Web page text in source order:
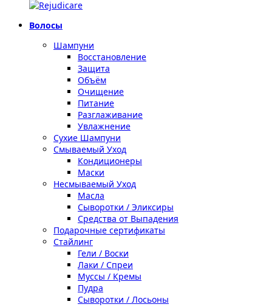
Волосы
Шампуни
Восстановление
Защита
Объём
Очищение
Питание
Разглаживание
Увлажнение
Сухие Шампуни
Смываемый Уход
Кондиционеры
Маски
Несмываемый Уход
Масла
Сыворотки / Эликсиры
Средства от Выпадения
Подарочные сертификаты
Стайлинг
Гели / Воски
Лаки / Спреи
Муссы / Кремы
Пудра
Сыворотки / Лосьоны